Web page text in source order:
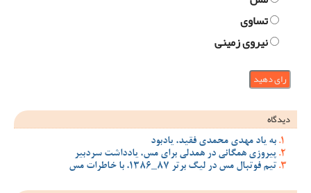
تساوی
نیروی زمینی
دیدگاه
به یاد مهدی محمدی فقید، یادبود
پیروزی همگانی در همدلی برای مس، یادداشت سردبیر
تیم فوتبال مس در لیگ برتر 87_1386، با خاطرات مس